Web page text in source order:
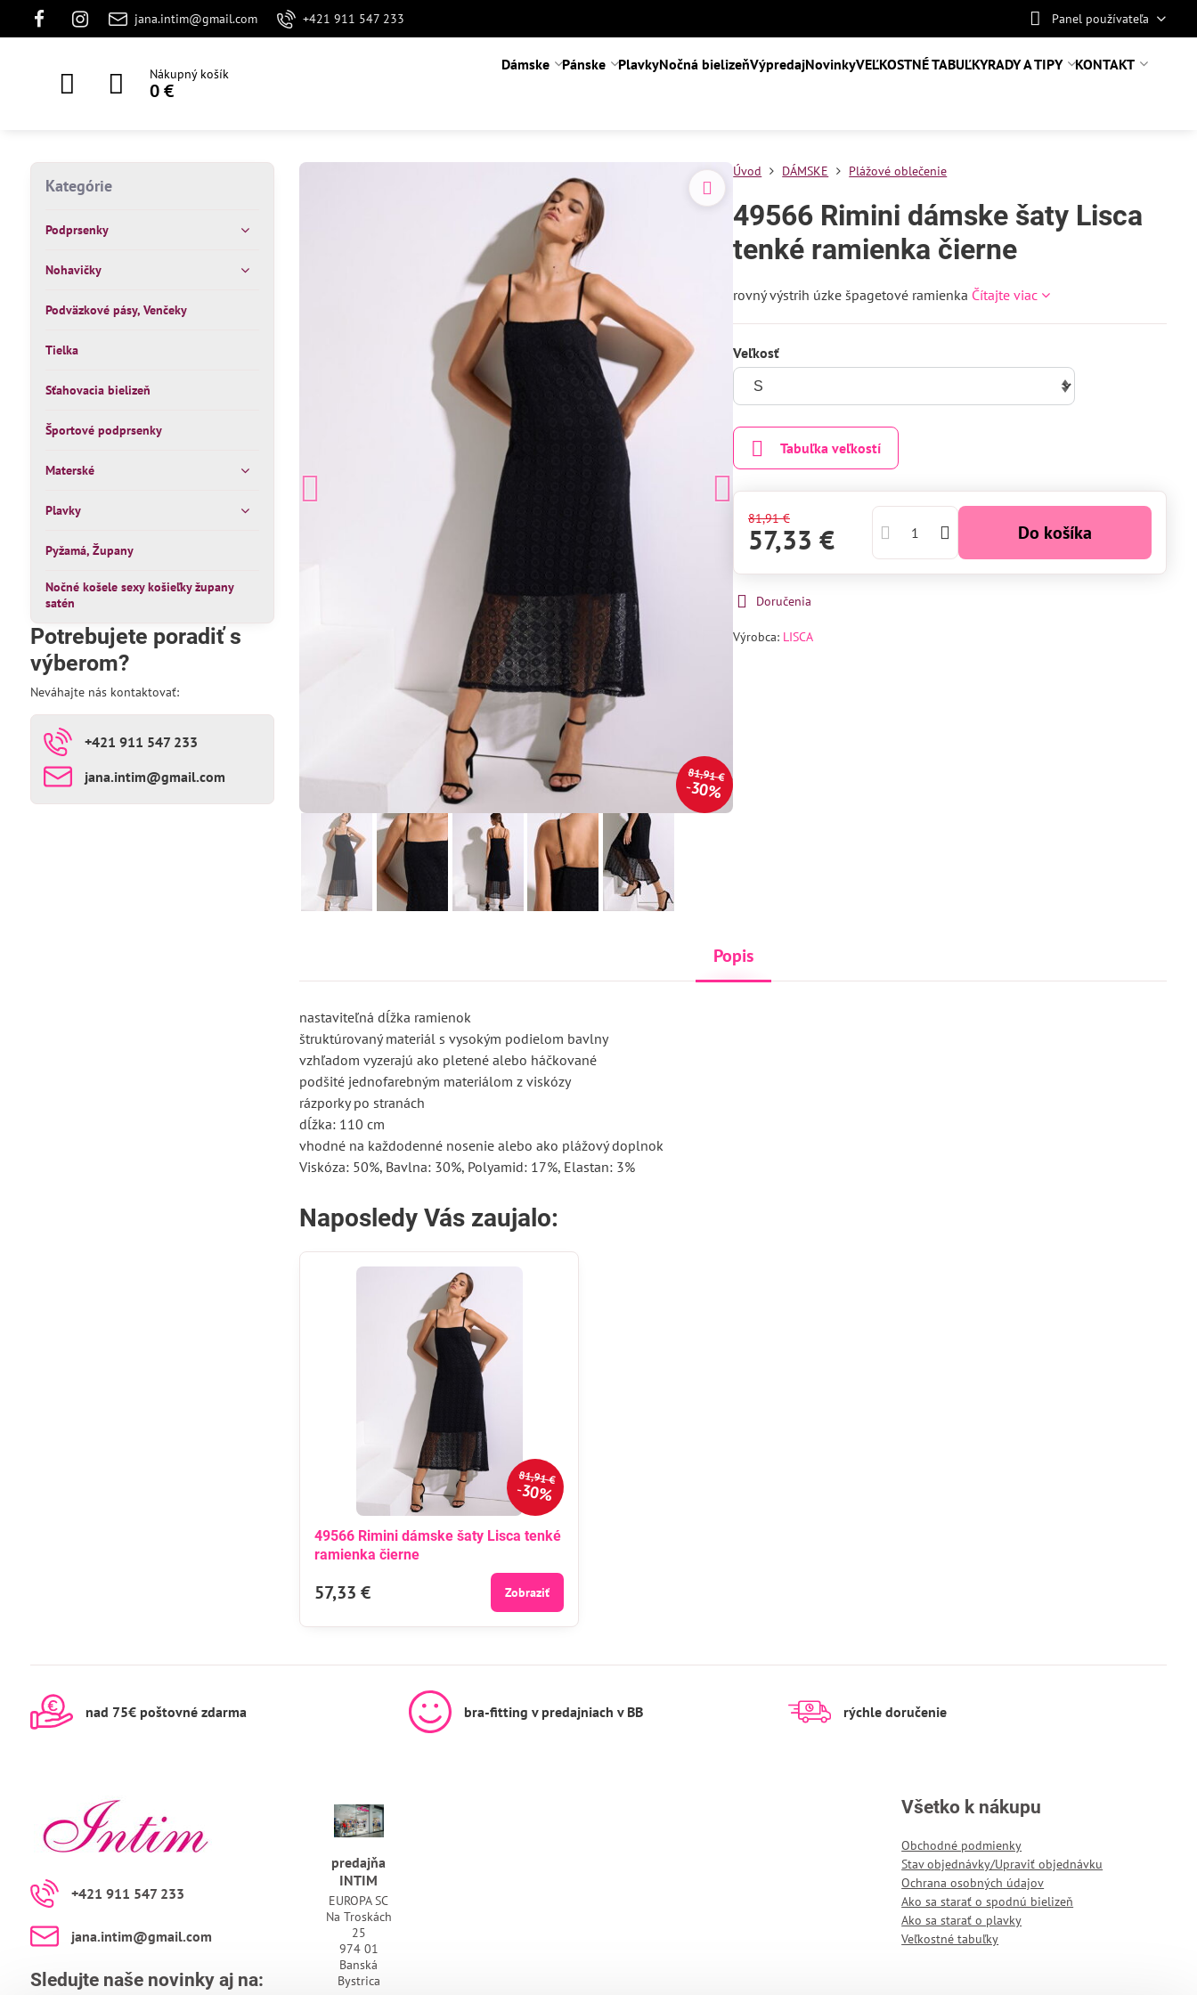
jana.intim@gmail.com +421 911 547 233 Panel používateľa
Nákupný košík
0 €
Dámske Pánske PlavkyNočná bielizeňVýpredajNovinkyVEĽKOSTNÉ TABUĽKYRADY A TIPY KONTAKT
81,91 €
30%
Úvod DÁMSKE Plážové oblečenie
49566 Rimini dámske šaty Lisca
tenké ramienka čierne
rovný výstrih úzke špagetové ramienka Čítajte viac
Veľkosť
Tabuľka veľkostí
81,91 €
57,33 € Do košíka
Doručenia
Výrobca: LISCA
Popis
nastaviteľná dĺžka ramienok
štruktúrovaný materiál s vysokým podielom bavlny
vzhľadom vyzerajú ako pletené alebo háčkované
podšité jednofarebným materiálom z viskózy
rázporky po stranách
dĺžka: 110 cm
vhodné na každodenné nosenie alebo ako plážový doplnok
Viskóza: 50%, Bavlna: 30%, Polyamid: 17%, Elastan: 3%
Naposledy Vás zaujalo:
81,91 €
30%
49566 Rimini dámske šaty Lisca tenké
ramienka čierne
57,33 € Zobraziť
Kategórie
Podprsenky
Nohavičky
Podväzkové pásy, Venčeky
Tielka
Sťahovacia bielizeň
Športové podprsenky
Materské
Plavky
Pyžamá, Župany
Nočné košele sexy košieľky župany
satén
Potrebujete poradiť s
výberom?
Neváhajte nás kontaktovať:
+421 911 547 233
jana​.intim​@gmail​.com
nad 75€ poštovné zdarma bra-fitting v predajniach v BB rýchle doručenie
+421 911 547 233
jana​.intim​@gmail​.com
Sledujte naše novinky aj na:
predajňa
INTIM
EUROPA SC
Na Troskách
25
974 01
Banská
Bystrica
Všetko k nákupu
Obchodné podmienky
Stav objednávky/Upraviť objednávku
Ochrana osobných údajov
Ako sa starať o spodnú bielizeň
Ako sa starať o plavky
Veľkostné tabuľky